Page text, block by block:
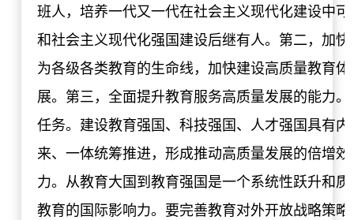
班人，培养一代又一代在社会主义现代化建设中
和社会主义现代化强国建设后继有人。第二，加
为各级各类教育的生命线，加快建设高质量教育
展。第三，全面提升教育服务高质量发展的能力
任务。建设教育强国、科技强国、人才强国具有
来、一体统筹推进，形成推动高质量发展的倍增
力。从教育大国到教育强国是一个系统性跃升和
教育的国际影响力。要完善教育对外开放战略策